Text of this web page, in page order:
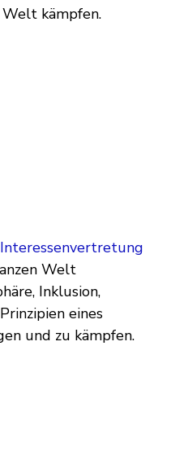
kämpfen.
Welt
Inklusion,
eines
und zu kämpfen.